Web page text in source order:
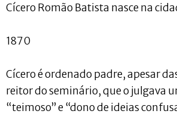
Cícero Romão Batista nasce na
1870
Cícero é ordenado padre, apesar
reitor do seminário, que o julgava
“teimoso” e “dono de ideias